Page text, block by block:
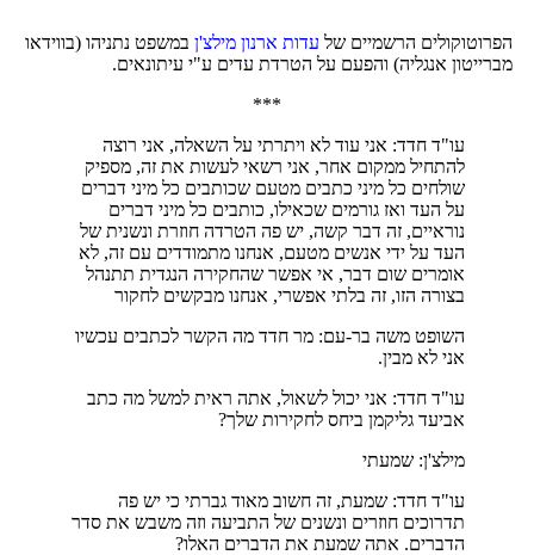
הפרוטוקולים הרשמיים של עדות ארנון מילצ'ן במשפט נתניהו (בווידאו
מברייטון אנגליה) והפעם על הטרדת עדים ע"י עיתונאים.
***
עו"ד חדד: אני עוד לא ויתרתי על השאלה, אני רוצה
להתחיל ממקום אחר, אני רשאי לעשות את זה, מספיק
שולחים כל מיני כתבים מטעם שכותבים כל מיני דברים
על העד ואז גורמים שכאילו, כותבים כל מיני דברים
נוראיים, זה דבר קשה, יש פה הטרדה חוזרת ונשנית של
העד על ידי אנשים מטעם, אנחנו מתמודדים עם זה, לא
אומרים שום דבר, אי אפשר שהחקירה הנגדית תתנהל
בצורה הזו, זה בלתי אפשרי, אנחנו מבקשים לחקור
השופט משה בר-עם: מר חדד מה הקשר לכתבים עכשיו
אני לא מבין.
עו"ד חדד: אני יכול לשאול, אתה ראית למשל מה כתב
אביעד גליקמן ביחס לחקירות שלך?
מילצ'ן: שמעתי
עו"ד חדד: שמעת, זה חשוב מאוד גברתי כי יש פה
תדרוכים חוזרים ונשנים של התביעה וזה משבש את סדר
הדברים. אתה שמעת את הדברים האלו?